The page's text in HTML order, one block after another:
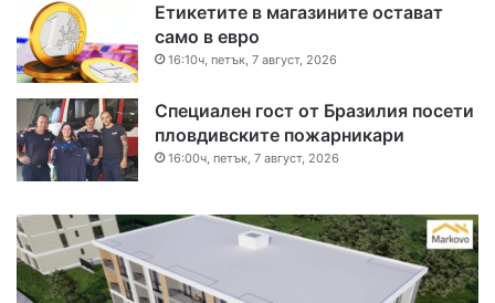
Етикетите в магазините остават
само в евро
16:10ч, петък, 7 август, 2026
Специален гост от Бразилия посети
пловдивските пожарникари
16:00ч, петък, 7 август, 2026